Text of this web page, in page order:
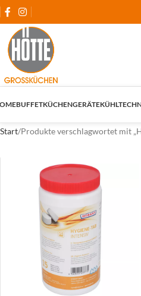
BUFFETKÜCHENGERÄTE
Start Produkte verschlagwortet mit